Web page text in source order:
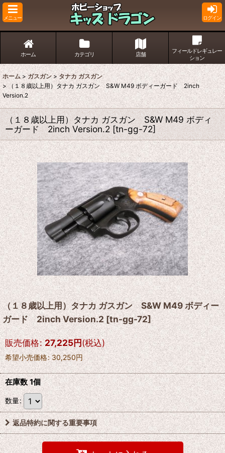
メニュー ログイン
ホーム カテゴリ 店舗
フィールドレギュレー
ション
ホーム > ガスガン > タナカ ガスガン
> （１８歳以上用）タナカ ガスガン S&W M49 ボディーガード 2inch
Version.2
（１８歳以上用）タナカ ガスガン S&W M49 ボディ
ーガード 2inch Version.2 [tn-gg-72]
（１８歳以上用）タナカ ガスガン S&W M49 ボディー
ガード 2inch Version.2 [tn-gg-72]
販売価格: 27,225円(税込)
希望小売価格: 30,250円
在庫数 1個
数量:
返品特約に関する重要事項